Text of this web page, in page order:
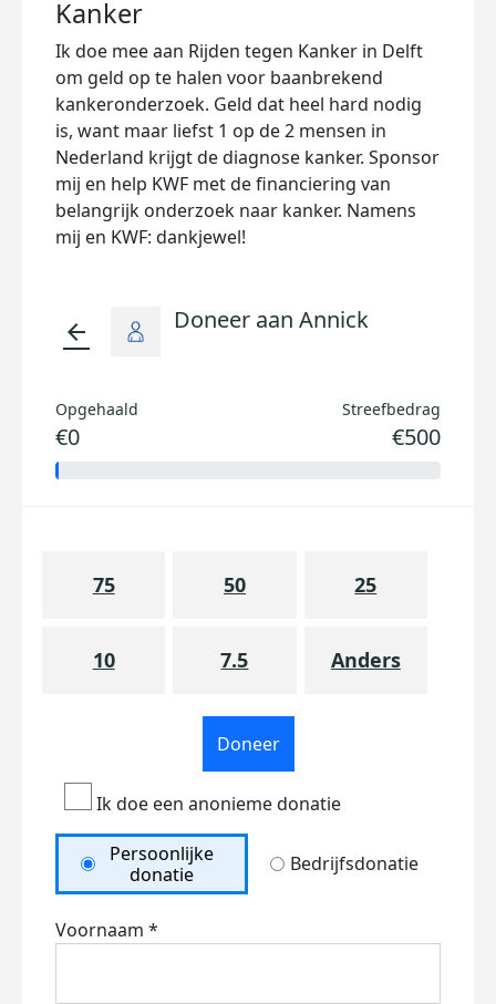
Kanker
Ik doe mee aan Rijden tegen Kanker in Delft
om geld op te halen voor baanbrekend
kankeronderzoek. Geld dat heel hard nodig
is, want maar liefst 1 op de 2 mensen in
Nederland krijgt de diagnose kanker. Sponsor
mij en help KWF met de financiering van
belangrijk onderzoek naar kanker. Namens
mij en KWF: dankjewel!
arrow_back Doneer aan Annick
Opgehaald
€0
Streefbedrag
€500
75 50 25
10 7.5 Anders
Doneer
Ik doe een anonieme donatie
Persoonlijke
donatie
Bedrijfsdonatie
Voornaam *